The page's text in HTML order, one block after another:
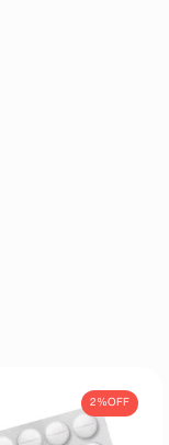
2%OFF